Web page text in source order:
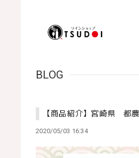
BLOG
【商品紹介】宮崎県
2020/05/03 16:34